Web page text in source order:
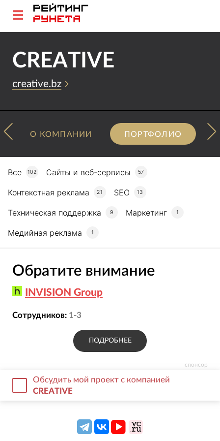
CREATIVE
creative.bz
О КОМПАНИИ ПОРТФОЛИО
Все 102 Сайты и веб-сервисы 57
Контекстная реклама 21 SEO 13
Техническая поддержка 9 Маркетинг 1
Медийная реклама 1
спонсор
Обратите внимание
INVISION Group
Сотрудников: 1-3
ПОДРОБНЕЕ
Обсудить мой проект с компанией
CREATIVE